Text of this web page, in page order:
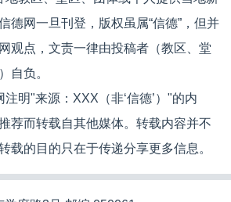
德网一旦刊登，版权虽属“信德”，但并
观点，文责一律由投稿者（教区、堂
自负。
明"来源：XXX（非‘信德’）"的内
荐而转载自其他媒体。转载内容并不
载的目的只在于传递分享更多信息。